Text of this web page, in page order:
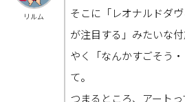
リルム
そこに「レオナルドダ
が注目する」みたいな
やく「なんかすごそう
て。
つまるところ、アート